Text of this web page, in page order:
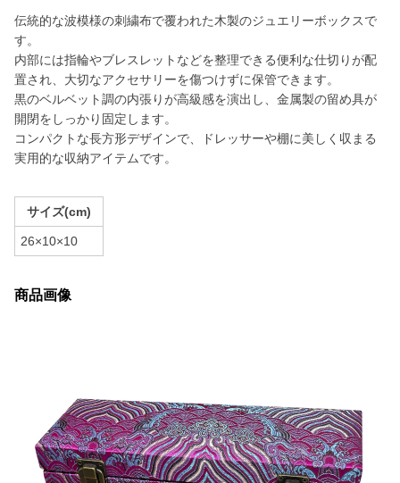
伝統的な波模様の刺繍布で覆われた木製のジュエリーボックスで
す。
内部には指輪やブレスレットなどを整理できる便利な仕切りが配
置され、大切なアクセサリーを傷つけずに保管できます。
黒のベルベット調の内張りが高級感を演出し、金属製の留め具が
開閉をしっかり固定します。
コンパクトな長方形デザインで、ドレッサーや棚に美しく収まる
実用的な収納アイテムです。
サイズ(cm)
26×10×10
商品画像